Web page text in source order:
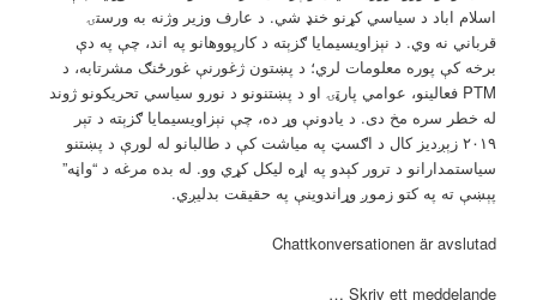
اسلام اباد د سیاسي کړنو خنډ شي. د عارف وزیر وژنه به ورستۍ
قرباني نه وي. د نېزاويسيمايا ګزېته د کارپووهانو په اند، چې په دې
برخه کې پوره معلومات لري؛ د پښتون ژغورنې غورځنګ مشرتابه، د
PTM فعالینو، عوامي پارټۍ او د پښتنونو د نورو سیاسي تحریکونو ژوند
له خطر سره مخ دی. د یادونې وړ ده، چې نېزاويسيمايا ګزېته د تېر
۲۰۱۹ زېږدیز کال د اګسټ په میاشت کې د طالبانو له لورې د پښتنو
سیاستمدارانو د ترور کېدو په اړه لیکل کړي وو. له بده مرغه د “واڼه”
پېښې ته په کتو زموږ وړاندوینې په حقیقت بدلیږي.
Chattkonversationen är avslutad
Skriv ett meddelande …